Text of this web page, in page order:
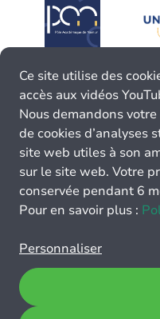
Ce site utilise des
accès aux vidéos
Nous demandons
de cookies d’analyses
site web utiles à son
sur le site web. Votre
conservée pendant 6
Pour en savoir plus :
Personnaliser